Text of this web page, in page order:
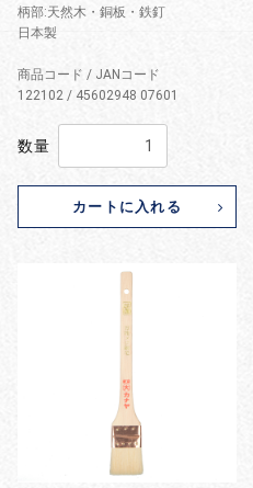
柄部:天然木・銅板・鉄釘
日本製
商品コード / JANコード
122102 / 45602948 07601
数量
カートに入れる